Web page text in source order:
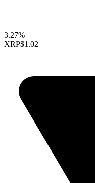
3.27%
XRP$1.02